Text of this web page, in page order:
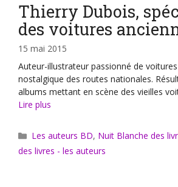
Thierry Dubois,
des voitures
15 mai 2015
Auteur-illustrateur passionné de
nostalgique des routes nationales.
albums mettant en scène des vieilles
Lire plus
Catégories
Les auteurs BD, Nuit Blanche des
des livres - les auteurs